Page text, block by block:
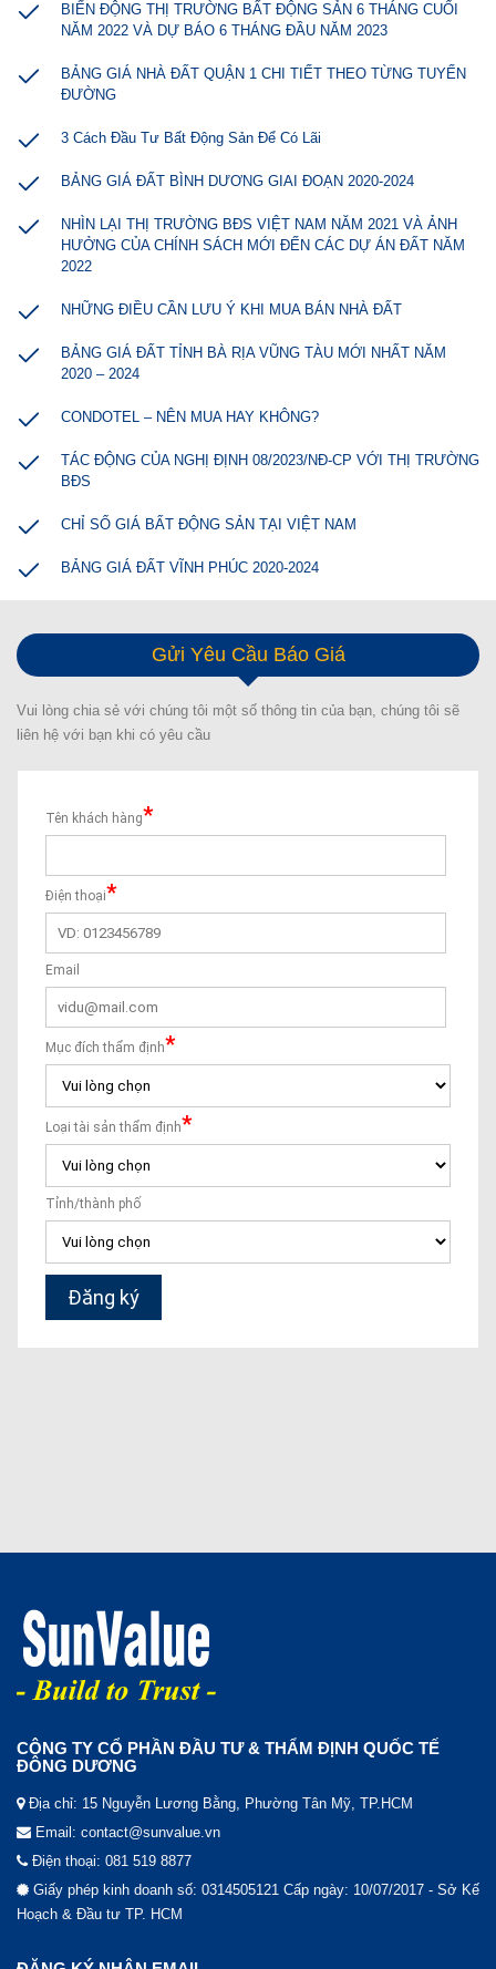
BIẾN ĐỘNG THỊ TRƯỜNG BẤT ĐỘNG SẢN 6 THÁNG CUỐI
NĂM 2022 VÀ DỰ BÁO 6 THÁNG ĐẦU NĂM 2023
BẢNG GIÁ NHÀ ĐẤT QUẬN 1 CHI TIẾT THEO TỪNG TUYẾN
ĐƯỜNG
3 Cách Đầu Tư Bất Động Sản Để Có Lãi
BẢNG GIÁ ĐẤT BÌNH DƯƠNG GIAI ĐOẠN 2020-2024
NHÌN LẠI THỊ TRƯỜNG BĐS VIỆT NAM NĂM 2021 VÀ ẢNH
HƯỞNG CỦA CHÍNH SÁCH MỚI ĐẾN CÁC DỰ ÁN ĐẤT NĂM
2022
NHỮNG ĐIỀU CẦN LƯU Ý KHI MUA BÁN NHÀ ĐẤT
BẢNG GIÁ ĐẤT TỈNH BÀ RỊA VŨNG TÀU MỚI NHẤT NĂM
2020 – 2024
CONDOTEL – NÊN MUA HAY KHÔNG?
TÁC ĐỘNG CỦA NGHỊ ĐỊNH 08/2023/NĐ-CP VỚI THỊ TRƯỜNG
BĐS
CHỈ SỐ GIÁ BẤT ĐỘNG SẢN TẠI VIỆT NAM
BẢNG GIÁ ĐẤT VĨNH PHÚC 2020-2024
Gửi Yêu Cầu Báo Giá
Vui lòng chia sẻ với chúng tôi một số thông tin của bạn, chúng tôi sẽ
liên hệ với bạn khi có yêu cầu
CÔNG TY CỔ PHẦN ĐẦU TƯ & THẨM ĐỊNH QUỐC TẾ
ĐÔNG DƯƠNG
Địa chỉ: 15 Nguyễn Lương Bằng, Phường Tân Mỹ, TP.HCM
Email: contact@sunvalue.vn
Điện thoại: 081 519 8877
Giấy phép kinh doanh số: 0314505121 Cấp ngày: 10/07/2017 - Sở Kế
Hoạch & Đầu tư TP. HCM